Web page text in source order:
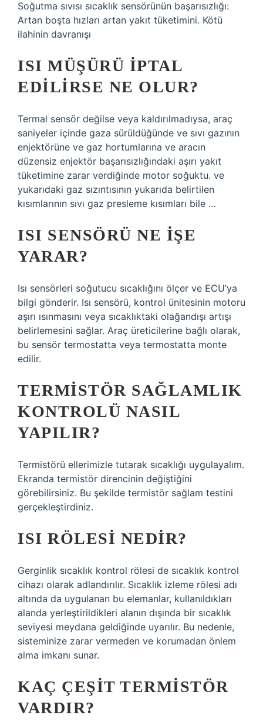
Soğutma sıvısı sıcaklık sensörünün başarısızlığı:
Artan boşta hızları artan yakıt tüketimini. Kötü
ilahinin davranışı
ISI MÜŞÜRÜ IPTAL
EDILIRSE NE OLUR?
Termal sensör değilse veya kaldırılmadıysa, araç
saniyeler içinde gaza sürüldüğünde ve sıvı gazının
enjektörüne ve gaz hortumlarına ve aracın
düzensiz enjektör başarısızlığındaki aşırı yakıt
tüketimine zarar verdiğinde motor soğuktu. ve
yukarıdaki gaz sızıntısının yukarıda belirtilen
kısımlarının sıvı gaz presleme kısımları bile …
ISI SENSÖRÜ NE IŞE
YARAR?
Isı sensörleri soğutucu sıcaklığını ölçer ve ECU’ya
bilgi gönderir. Isı sensörü, kontrol ünitesinin motoru
aşırı ısınmasını veya sıcaklıktaki olağandışı artışı
belirlemesini sağlar. Araç üreticilerine bağlı olarak,
bu sensör termostatta veya termostatta monte
edilir.
TERMISTÖR SAĞLAMLIK
KONTROLÜ NASIL
YAPILIR?
Termistörü ellerimizle tutarak sıcaklığı uygulayalım.
Ekranda termistör direncinin değiştiğini
görebilirsiniz. Bu şekilde termistör sağlam testini
gerçekleştirdiniz.
ISI RÖLESI NEDIR?
Gerginlik sıcaklık kontrol rölesi de sıcaklık kontrol
cihazı olarak adlandırılır. Sıcaklık izleme rölesi adı
altında da uygulanan bu elemanlar, kullanıldıkları
alanda yerleştirildikleri alanın dışında bir sıcaklık
seviyesi meydana geldiğinde uyarılır. Bu nedenle,
sisteminize zarar vermeden ve korumadan önlem
alma imkanı sunar.
KAÇ ÇEŞIT TERMISTÖR
VARDIR?